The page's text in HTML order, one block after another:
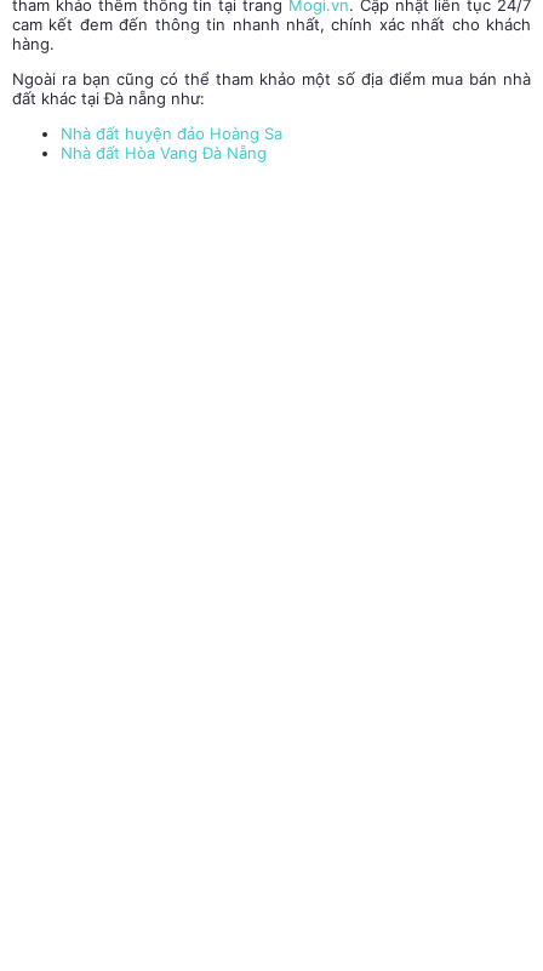
tham khảo thêm thông tin tại trang Mogi.vn. Cập nhật liên tục 24/7
cam kết đem đến thông tin nhanh nhất, chính xác nhất cho khách
hàng.
Ngoài ra bạn cũng có thể tham khảo một số địa điểm mua bán nhà
đất khác tại Đà nẵng như:
Nhà đất huyện đảo Hoàng Sa
Nhà đất Hòa Vang Đà Nẵng